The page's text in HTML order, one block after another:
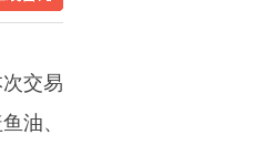
交易
油、